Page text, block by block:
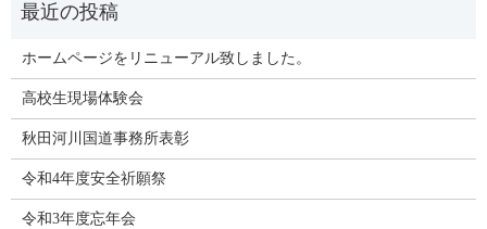
ホームページをリニューアル致しました。
高校生現場体験会
秋田河川国道事務所表彰
令和4年度安全祈願祭
令和3年度忘年会